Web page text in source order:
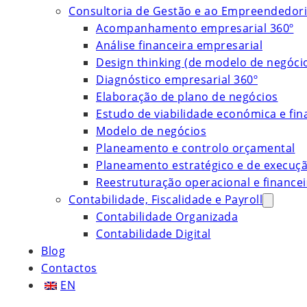
Consultoria de Gestão e ao
Acompanhamento empresarial 360º
Análise financeira empresarial
Design thinking (de modelo de
Diagnóstico empresarial 360º
Elaboração de plano de negócios
Estudo de viabilidade económica e
Modelo de negócios
Planeamento e controlo orçamental
Planeamento estratégico e de
Reestruturação operacional e
Contabilidade, Fiscalidade e Payroll
Contabilidade Organizada
Contabilidade Digital
Blog
Contactos
EN